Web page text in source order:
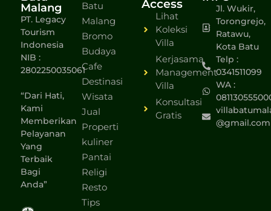
Malang
PT. Legacy
Tourism
Indonesia
NIB :
2802250035061
“Dari Hati,
Kami
Memberikan
Pelayanan
Yang
Terbaik
Bagi
Anda”
Batu
Malang
Bromo
Budaya
Cafe
Destinasi
Wisata
Jual
Properti
kuliner
Pantai
Religi
Resto
Tips
Access
Lihat
Koleksi
Villa
Kerjasama
Management
Villa
Konsultasi
Gratis
Jl. Wukir,
Torongrejo,
Ratawu,
Kota Batu
Telp :
0341511099
WA :
@gmail.com